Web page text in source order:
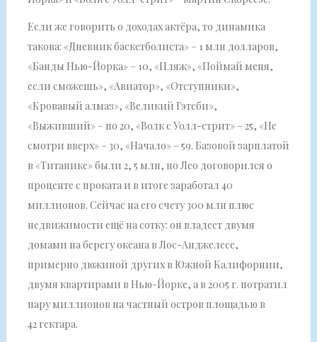
Если же говорить о доходах актёра, то динамика
такова: «Дневник баскетболиста» – 1 млн долларов,
«Банды Нью-Йорка» – 10, «Пляж», «Поймай меня,
если сможешь», «Авиатор», «Отступники»,
«Кровавый алмаз», «Великий Гэтсби»,
«Выживший» – по 20, «Волк с Уолл-стрит» – 25, «Не
смотри вверх» – 30, «Начало» – 59. Базовой зарплатой
в «Титанике» были 2, 5 млн, но Лео договорился о
проценте с проката и в итоге заработал 40
миллионов. Сейчас на его счету 300 млн плюс
недвижимости ещё на сотку: он владеет двумя
домами на берегу океана в Лос-Анджелесе,
примерно дюжиной других в Южной Калифорнии,
двумя квартирами в Нью-Йорке, а в 2005 г. потратил
пару миллионов на частный остров площадью в
42 гектара.